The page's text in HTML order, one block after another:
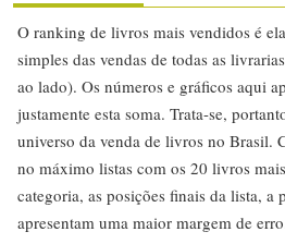
O ranking de livros mais vendidos é
simples das vendas de todas as
ao lado). Os números e gráficos aqui
justamente esta soma. Trata-se,
universo da venda de livros no Brasil.
no máximo listas com os 20 livros
categoria, as posições finais da lista, a
apresentam uma maior margem de